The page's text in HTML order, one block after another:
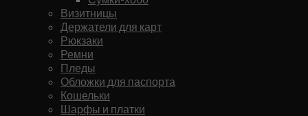
Визитницы
Держатели для карт
Рюкзаки
Ремни
Пледы
Обложки для паспорта
Кошельки
Шарфы и платки